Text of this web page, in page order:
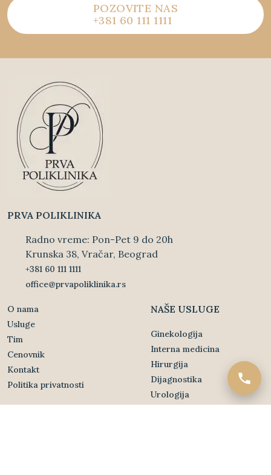
POZOVITE NAS
+381 60 111 1111
O nama
Usluge
Tim
Cenovnik
Kontakt
Politika privatnosti
NAŠE USLUGE
Ginekologija
Interna medicina
Hirurgija
Dijagnostika
Urologija
PRVA POLIKLINIKA
Radno vreme: Pon-Pet 9 do 20h
Krunska 38, Vračar, Beograd
+381 60 111 1111
office@prvapoliklinika.rs